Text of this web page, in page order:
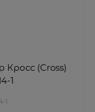
Кросс (Cross)
1
1